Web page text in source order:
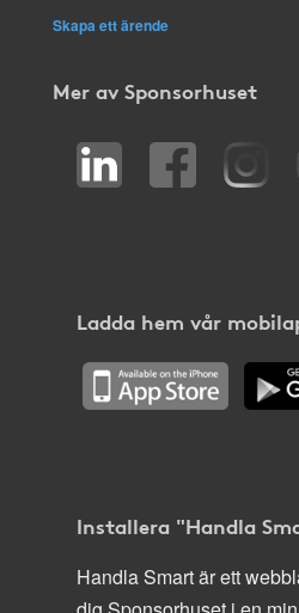
Skapa ett ärende
Mer av Sponsorhuset
Ladda hem vår
Installera "Handla
Handla Smart är ett